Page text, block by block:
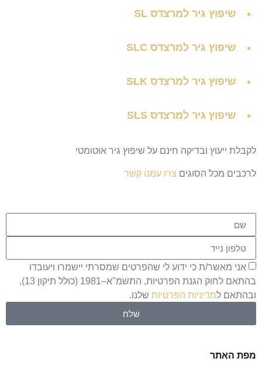
שיפוץ גיר למרצדס SL
שיפוץ גיר למרצדס SLC
שיפוץ גיר למרצדס SLK
שיפוץ גיר למרצדס SLS
לקבלת ייעוץ ובדיקה חינם על שיפוץ גיר אוטומטי
לרכבים מכל הסוגים צרו עמנו קשר
אני מאשר/ת כי ידוע לי שהפרטים שמסרתי יישמרו ויעובדו
בהתאם לחוק הגנת הפרטיות, התשמ"א–1981 (כולל תיקון 13),
ובהתאם למדיניות הפרטיות שלנו.
שלח
מפת האתר